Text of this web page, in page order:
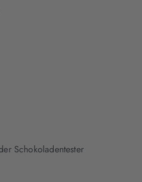
Schokoladentester